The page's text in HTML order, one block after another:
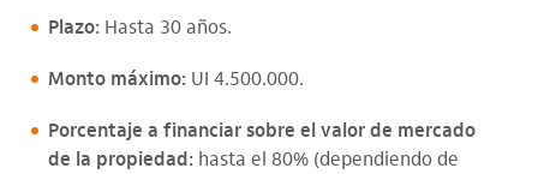
Plazo: Hasta 30 años.
Monto máximo: UI 4.500.000.
Porcentaje a financiar sobre el valor de mercado
de la propiedad: hasta el 80% (dependiendo de